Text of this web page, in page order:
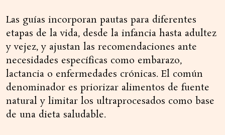
Las guías incorporan pautas para diferentes
etapas de la vida, desde la infancia hasta adultez
y vejez, y ajustan las recomendaciones ante
necesidades específicas como embarazo,
lactancia o enfermedades crónicas. El común
denominador es priorizar alimentos de fuente
natural y limitar los ultraprocesados como base
de una dieta saludable.